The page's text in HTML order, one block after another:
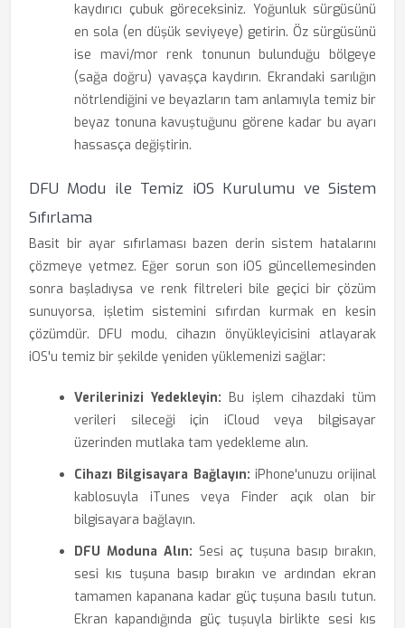
kaydırıcı çubuk göreceksiniz. Yoğunluk sürgüsünü
en sola (en düşük seviyeye) getirin. Öz sürgüsünü
ise mavi/mor renk tonunun bulunduğu bölgeye
(sağa doğru) yavaşça kaydırın. Ekrandaki sarılığın
nötrlendiğini ve beyazların tam anlamıyla temiz bir
beyaz tonuna kavuştuğunu görene kadar bu ayarı
hassasça değiştirin.
DFU Modu ile Temiz iOS Kurulumu ve Sistem
Sıfırlama
Basit bir ayar sıfırlaması bazen derin sistem hatalarını
çözmeye yetmez. Eğer sorun son iOS güncellemesinden
sonra başladıysa ve renk filtreleri bile geçici bir çözüm
sunuyorsa, işletim sistemini sıfırdan kurmak en kesin
çözümdür. DFU modu, cihazın önyükleyicisini atlayarak
iOS'u temiz bir şekilde yeniden yüklemenizi sağlar:
Verilerinizi Yedekleyin: Bu işlem cihazdaki tüm
verileri sileceği için iCloud veya bilgisayar
üzerinden mutlaka tam yedekleme alın.
Cihazı Bilgisayara Bağlayın: iPhone'unuzu orijinal
kablosuyla iTunes veya Finder açık olan bir
bilgisayara bağlayın.
DFU Moduna Alın: Sesi aç tuşuna basıp bırakın,
sesi kıs tuşuna basıp bırakın ve ardından ekran
tamamen kapanana kadar güç tuşuna basılı tutun.
Ekran kapandığında güç tuşuyla birlikte sesi kıs